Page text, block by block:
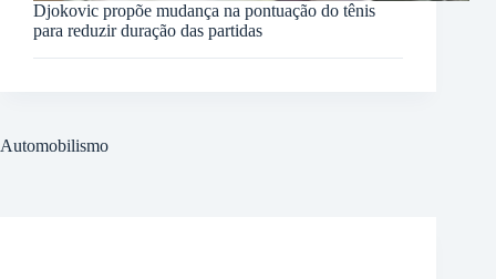
Djokovic propõe mudança na pontuação do tênis
para reduzir duração das partidas
Automobilismo